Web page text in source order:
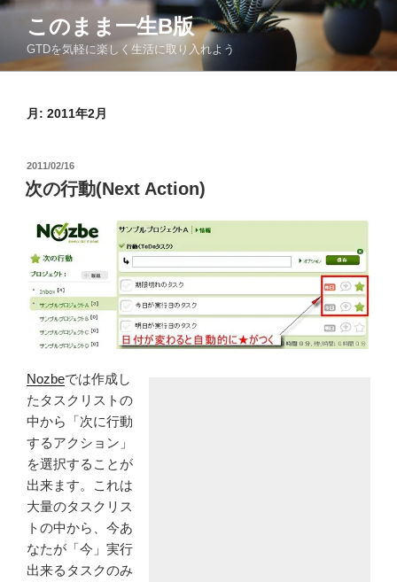
コ
ン
このまま一生Β版
GTDを気軽に楽しく生活に取り入れよう
月: 2011年2月
投
稿
日:
2011/02/16
次の行動(Next Action)
Nozbeでは作成し
たタスクリストの
中から「次に行動
するアクション」
を選択することが
出来ます。これは
大量のタスクリス
トの中から、今あ
なたが「今」実行
出来るタスクのみ